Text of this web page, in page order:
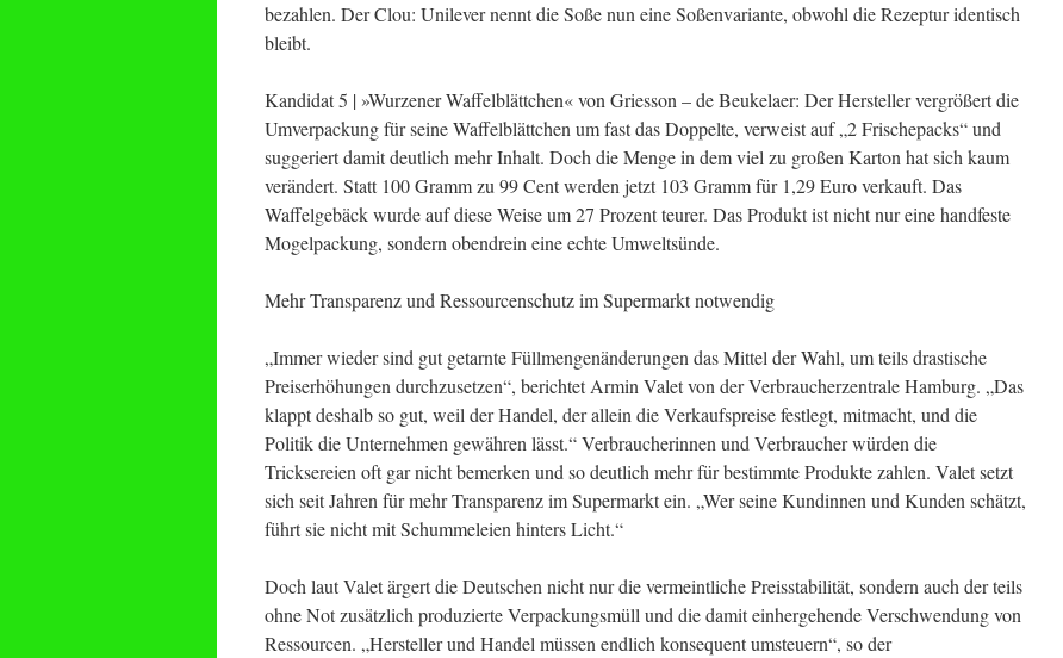
bezahlen. Der Clou: Unilever nennt die Soße nun eine Soßenvariante, obwohl die Rezeptur identisch
bleibt.
Kandidat 5 | »Wurzener Waffelblättchen« von Griesson – de Beukelaer: Der Hersteller vergrößert die
Umverpackung für seine Waffelblättchen um fast das Doppelte, verweist auf „2 Frischepacks“ und
suggeriert damit deutlich mehr Inhalt. Doch die Menge in dem viel zu großen Karton hat sich kaum
verändert. Statt 100 Gramm zu 99 Cent werden jetzt 103 Gramm für 1,29 Euro verkauft. Das
Waffelgebäck wurde auf diese Weise um 27 Prozent teurer. Das Produkt ist nicht nur eine handfeste
Mogelpackung, sondern obendrein eine echte Umweltsünde.
Mehr Transparenz und Ressourcenschutz im Supermarkt notwendig
„Immer wieder sind gut getarnte Füllmengenänderungen das Mittel der Wahl, um teils drastische
Preiserhöhungen durchzusetzen“, berichtet Armin Valet von der Verbraucherzentrale Hamburg. „Das
klappt deshalb so gut, weil der Handel, der allein die Verkaufspreise festlegt, mitmacht, und die
Politik die Unternehmen gewähren lässt.“ Verbraucherinnen und Verbraucher würden die
Tricksereien oft gar nicht bemerken und so deutlich mehr für bestimmte Produkte zahlen. Valet setzt
sich seit Jahren für mehr Transparenz im Supermarkt ein. „Wer seine Kundinnen und Kunden schätzt,
führt sie nicht mit Schummeleien hinters Licht.“
Doch laut Valet ärgert die Deutschen nicht nur die vermeintliche Preisstabilität, sondern auch der teils
ohne Not zusätzlich produzierte Verpackungsmüll und die damit einhergehende Verschwendung von
Ressourcen. „Hersteller und Handel müssen endlich konsequent umsteuern“, so der